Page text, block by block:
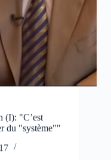
(I): "C’est
du "système""